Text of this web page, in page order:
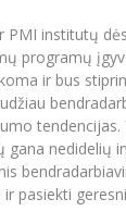
choras
šalių studijų
aplinkos ir
leidyba
etika
simbolika
studijos
vadovų MPA
studijos
PMI institutų
programų
ir bus
gana nedidelių
pasiekti